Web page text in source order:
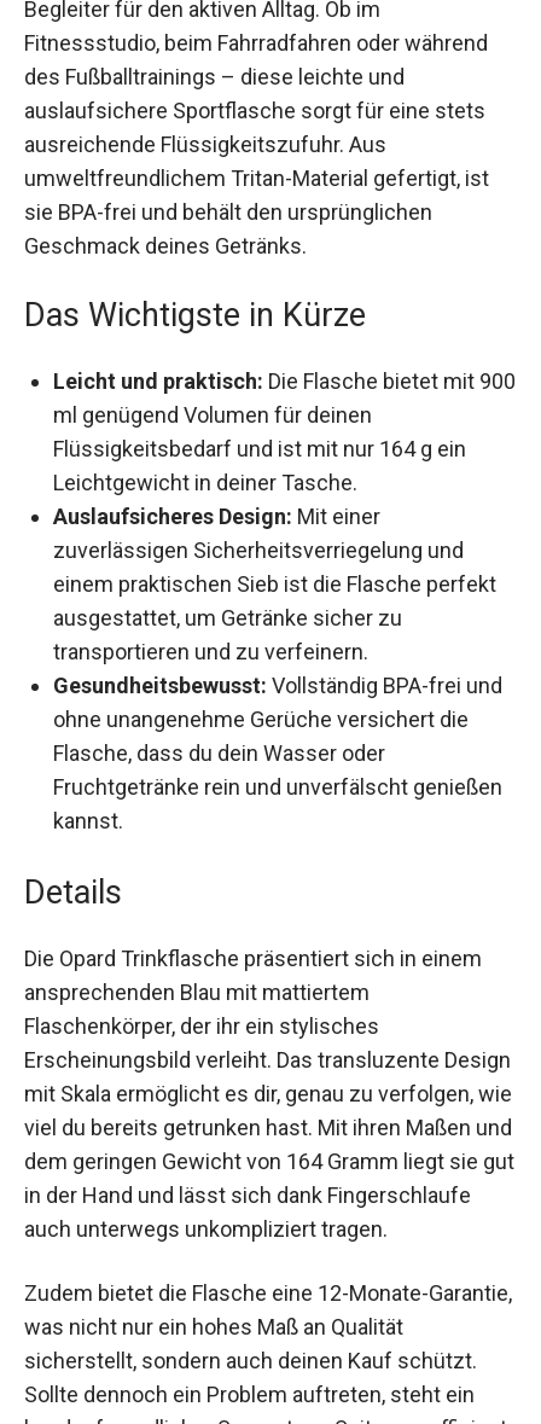
idealer Begleiter für den aktiven Alltag. Ob im
Fitnessstudio, beim Fahrradfahren oder während
des Fußballtrainings – diese leichte und
auslaufsichere Sportflasche sorgt für eine stets
ausreichende Flüssigkeitszufuhr. Aus
umweltfreundlichem Tritan-Material gefertigt, ist
sie BPA-frei und behält den ursprünglichen
Geschmack deines Getränks.
Das Wichtigste in Kürze
Leicht und praktisch: Die Flasche bietet mit
900 ml genügend Volumen für deinen
Flüssigkeitsbedarf und ist mit nur 164 g ein
Leichtgewicht in deiner Tasche.
Auslaufsicheres Design: Mit einer
zuverlässigen Sicherheitsverriegelung und
einem praktischen Sieb ist die Flasche perfekt
ausgestattet, um Getränke sicher zu
transportieren und zu verfeinern.
Gesundheitsbewusst: Vollständig BPA-frei
und ohne unangenehme Gerüche versichert
die Flasche, dass du dein Wasser oder
Fruchtgetränke rein und unverfälscht
genießen kannst.
Details
Die Opard Trinkflasche präsentiert sich in einem
ansprechenden Blau mit mattiertem
Flaschenkörper, der ihr ein stylisches
Erscheinungsbild verleiht. Das transluzente
Design mit Skala ermöglicht es dir, genau zu
verfolgen, wie viel du bereits getrunken hast. Mit
ihren Maßen und dem geringen Gewicht von 164
Gramm liegt sie gut in der Hand und lässt sich
dank Fingerschlaufe auch unterwegs
Zudem bietet die Flasche eine 12-Monate-
Garantie, was nicht nur ein hohes Maß an Qualität
sicherstellt, sondern auch deinen Kauf schützt.